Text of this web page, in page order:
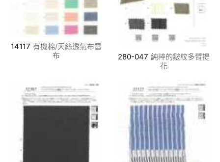
14117 有機棉/天絲透氣布雷
布
280-047 純粹的皺紋多臂提
花